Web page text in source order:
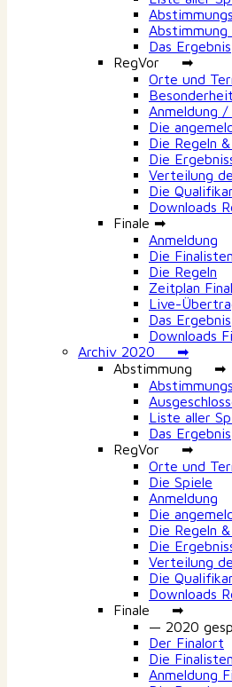
Abstimmung
Das Ergebnis
RegVor ➡
Orte und
Anmeldung /
Die
Die Regeln
Die
Verteilung
Die
Downloads
Finale ➡
Anmeldung
Die
Die Regeln
Zeitplan
Live-
Das Ergebnis
Downloads
Archiv 2020 ➡
Abstimmung ➡
Liste aller
Das Ergebnis
RegVor ➡
Orte und
Die Spiele
Anmeldung
Die
Die Regeln
Die
Verteilung
Die
Downloads
Finale ➡
— 2020
Der Finalort
Die
Anmeldung